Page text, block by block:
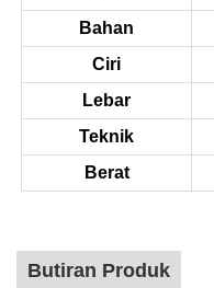
Bahan
Ciri
Lebar
Teknik
Berat
Butiran Produk